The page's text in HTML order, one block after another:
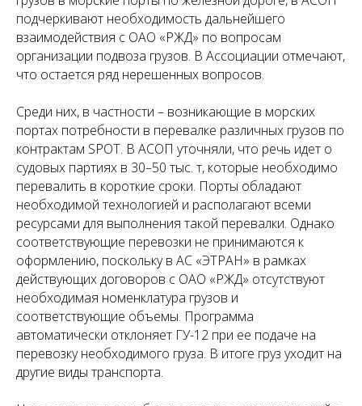
подчеркивают необходимость дальнейшего
взаимодействия с ОАО «РЖД» по вопросам
организации подвоза грузов. В Ассоциации отмечают,
что остается ряд нерешенных вопросов.
Среди них, в частности – возникающие в морских
портах потребности в перевалке различных грузов по
контрактам SPOT. В АСОП уточняли, что речь идет о
судовых партиях в 30–50 тыс. т, которые необходимо
перевалить в короткие сроки. Порты обладают
необходимой технологией и располагают всеми
ресурсами для выполнения такой перевалки. Однако
соответствующие перевозки не принимаются к
оформлению, поскольку в АС «ЭТРАН» в рамках
действующих договоров с ОАО «РЖД» отсутствуют
необходимая номенклатура грузов и
соответствующие объемы. Программа
автоматически отклоняет ГУ-12 при ее подаче на
перевозку необходимого груза. В итоге груз уходит на
другие виды транспорта.